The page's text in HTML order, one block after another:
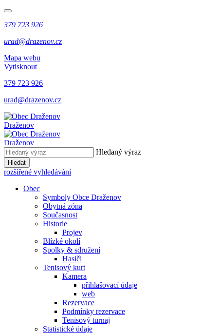
379 723 926
urad@drazenov.cz
Mapa webu
Vytisknout
379 723 926
urad@drazenov.cz
Draženov
Draženov
Hledaný výraz
Hledat
rozšířené vyhledávání
Obec
Symboly Obce Draženov
Obytná zóna
Současnost
Historie
Projev
Blízké okolí
Spolky & sdružení
Hasiči
Tenisový kurt
Kamera
přihlašovací údaje
web
Rezervace
Podmínky rezervace
Tenisový turnaj
Statistické údaje